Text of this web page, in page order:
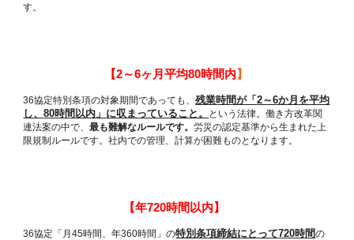
す。
【2～6ヶ月平均80時間内】
36協定特別条項の対象期間であっても、残業時間が「2～6か月を平均
し、80時間以内」に収まっていること。
という法律。働き方改革関
連法案の中で、最も難解なルールです。労災の認定基準から生まれた上
限規制ルールです。社内での管理、計算が困難ものとなります。
【年720時間以内】
36協定「月45時間、年360時間」の特別条項締結にとって720時間の